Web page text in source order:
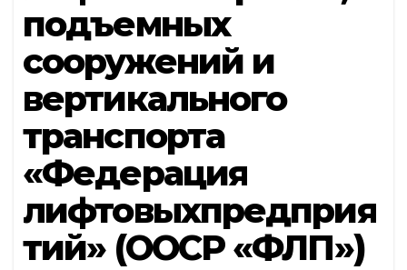
подъемных
сооружений и
вертикального
транспорта
«Федерация
лифтовыхпредприя
тий» (ООСР «ФЛП»)